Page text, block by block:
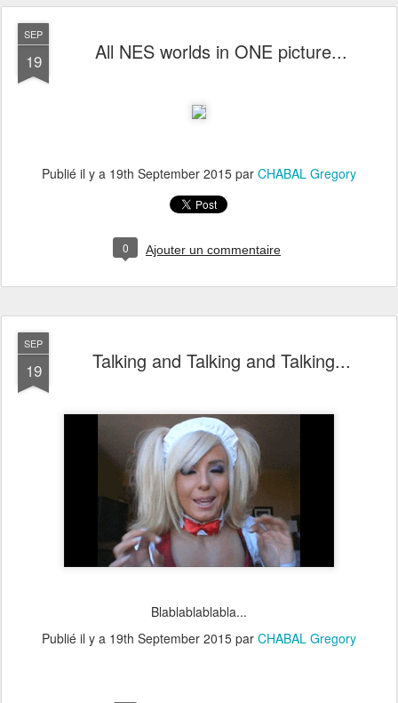
SEP
19 All NES worlds in ONE picture...
Publié il y a 19th September 2015 par CHABAL Gregory
0 Ajouter un commentaire
SEP
19 Talking and Talking and Talking...
Blablablablabla...
Publié il y a 19th September 2015 par CHABAL Gregory